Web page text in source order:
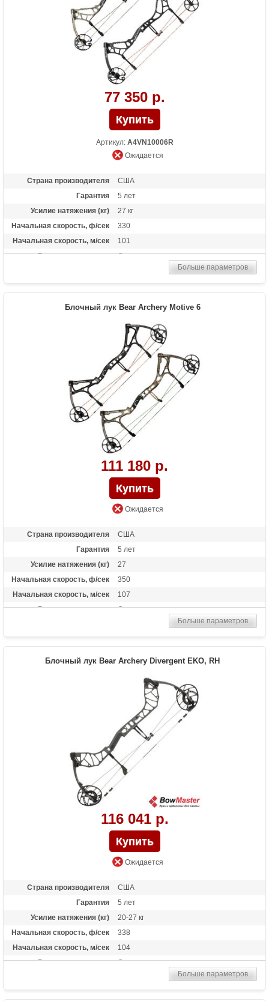
77 350 р.
Артикул: A4VN10006R
Ожидается
Страна производителя
США
Гарантия
5 лет
Усилие натяжения (кг)
27 кг
Начальная скорость, ф/сек
330
Начальная скорость, м/сек
101
Рекомендуется для
Опытных
Длина растяжки
от 24 до 31 дюймов
Охота
Тип тетивы и тросов: Bear Contra-Band
HP, Тип слайдера: Hinge Guard
Больше параметров
Блочный лук Bear Archery Motive 6
111 180 р.
Ожидается
Страна производителя
США
Гарантия
5 лет
Усилие натяжения (кг)
27
Начальная скорость, ф/сек
350
Начальная скорость, м/сек
107
Рекомендуется для
Опытных
Длина растяжки
от 25.5 до 31 дюймов
Развлечение, спорт, охота
Тип тетивы и тросов: Bear Contra-Band
Тип блоков: 4x4 Roller Guard
Больше параметров
Блочный лук Bear Archery Divergent EKO, RH
116 041 р.
Ожидается
Страна производителя
США
Гарантия
5 лет
Усилие натяжения (кг)
20-27 кг
Начальная скорость, ф/сек
338
Начальная скорость, м/сек
104
Рекомендуется для
Опытных
75%, 80%, 85%, 90%
Длина растяжки
от 26 до 30 дюймов
Больше параметров